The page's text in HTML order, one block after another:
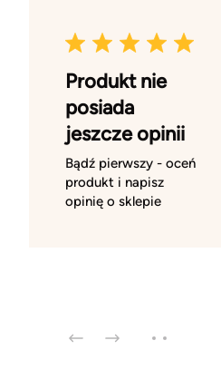
Produkt nie
posiada
jeszcze opinii
Bądź pierwszy - oceń
produkt i napisz
opinię o sklepie